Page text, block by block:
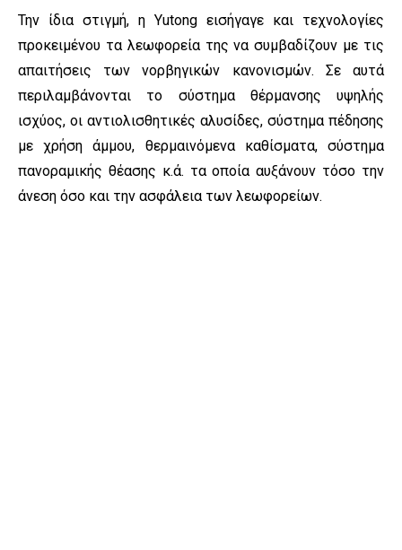
Την ίδια στιγμή, η Yutong εισήγαγε και τεχνολογίες
προκειμένου τα λεωφορεία της να συμβαδίζουν με τις
απαιτήσεις των νορβηγικών κανονισμών. Σε αυτά
περιλαμβάνονται το σύστημα θέρμανσης υψηλής
ισχύος, οι αντιολισθητικές αλυσίδες, σύστημα πέδησης
με χρήση άμμου, θερμαινόμενα καθίσματα, σύστημα
πανοραμικής θέασης κ.ά. τα οποία αυξάνουν τόσο την
άνεση όσο και την ασφάλεια των λεωφορείων.